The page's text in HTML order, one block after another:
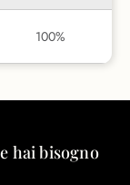
100%
hai bisogno